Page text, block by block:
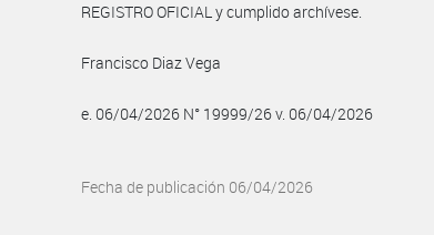
REGISTRO OFICIAL y cumplido archívese.
Francisco Diaz Vega
e. 06/04/2026 N° 19999/26 v. 06/04/2026
Fecha de publicación 06/04/2026